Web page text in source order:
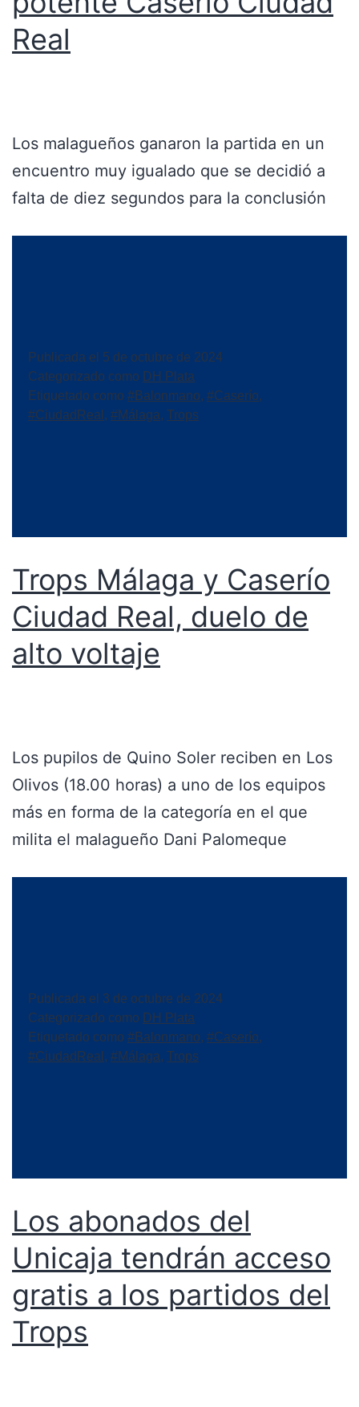
Real
Los malagueños ganaron la partida en un
encuentro muy igualado que se decidió a
falta de diez segundos para la conclusión
Publicada el 5 de octubre de 2024
Categorizado como DH Plata
Etiquetado como #Balonmano, #Caserío,
#CiudadReal , #Málaga, Trops
Trops Málaga y Caserío
Ciudad Real, duelo de
alto voltaje
Los pupilos de Quino Soler reciben en Los
Olivos (18.00 horas) a uno de los equipos
más en forma de la categoría en el que
milita el malagueño Dani Palomeque
Publicada el 3 de octubre de 2024
Categorizado como DH Plata
Etiquetado como #Balonmano, #Caserío,
#CiudadReal , #Málaga, Trops
Los abonados del
Unicaja tendrán acceso
gratis a los partidos del
Trops